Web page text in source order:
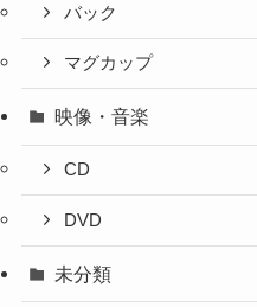
バック
マグカップ
映像・音楽
CD
DVD
未分類